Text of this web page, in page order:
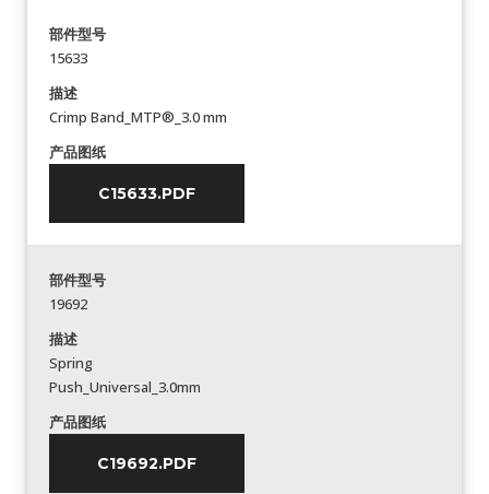
部件型号
15633
描述
Crimp Band_MTP®_3.0 mm
产品图纸
C15633.PDF
部件型号
19692
描述
Spring
Push_Universal_3.0mm
产品图纸
C19692.PDF